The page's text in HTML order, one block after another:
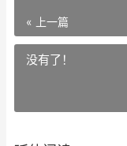
« 上一篇
没有了！